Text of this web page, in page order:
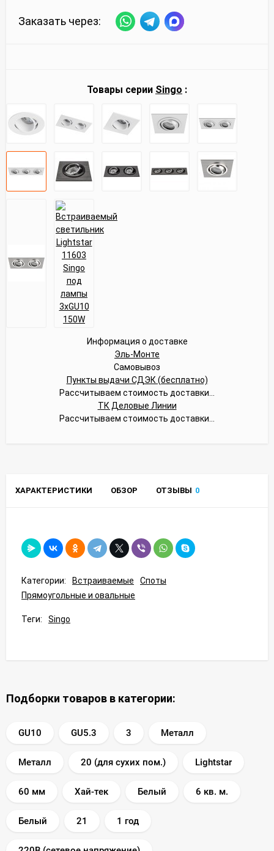
Заказать через:
Товары серии Singo :
Информация о доставке
Эль-Монте
Самовывоз
Пункты выдачи СДЭК (бесплатно)
Рассчитываем стоимость доставки...
ТК Деловые Линии
Рассчитываем стоимость доставки...
ХАРАКТЕРИСТИКИ ОБЗОР ОТЗЫВЫ 0
Категории: Встраиваемые
Споты
Прямоугольные и овальные
Теги: Singo
Подборки товаров в категории:
GU10 GU5.3 3 Металл
Металл 20 (для сухих пом.) Lightstar
60 мм Хай-тек Белый 6 кв. м.
Белый 21 1 год